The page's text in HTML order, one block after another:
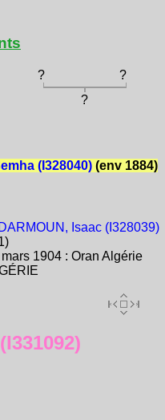
?
?
?
(I328040)(env 1884)
DARMOUN, Isaac (I328039)
1904 : Oran Algérie